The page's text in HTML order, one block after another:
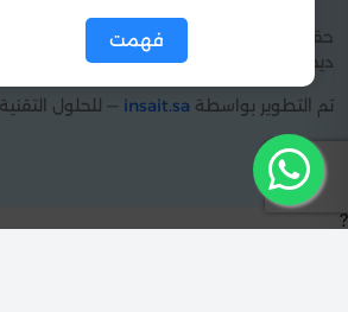
فهمت
حقوق الطبع والنشر 2026 ©
ديجيتال سولوشنز
تم التطوير بواسطة insait.sa — للحلول
?